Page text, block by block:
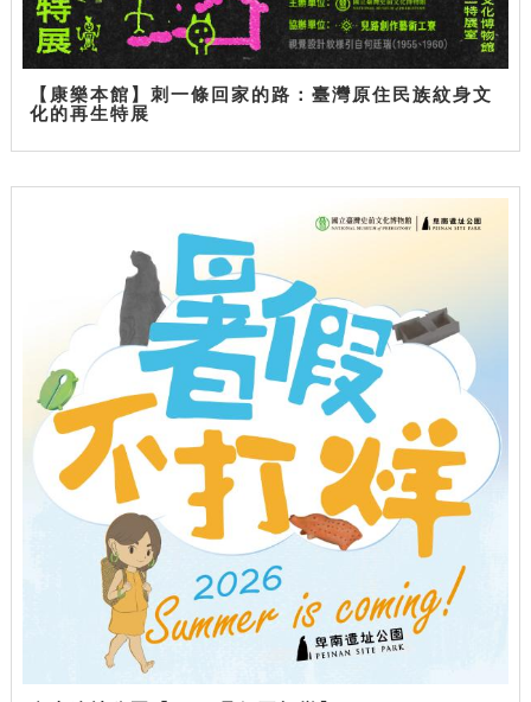
【康樂本館】刺一條回家的路：臺灣原住民族紋身文
化的再生特展